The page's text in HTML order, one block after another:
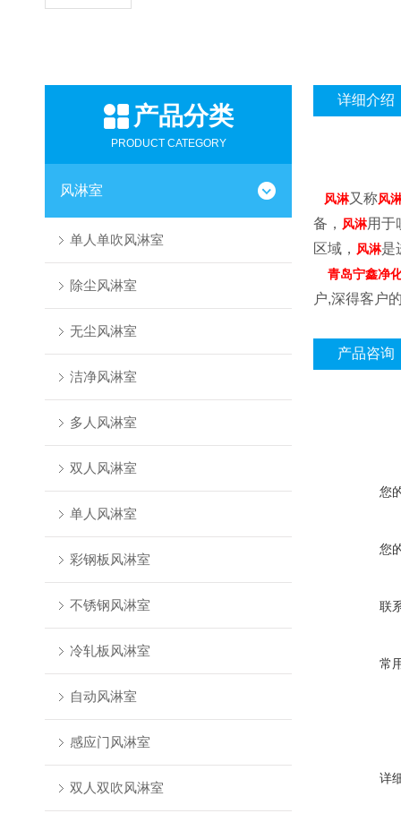
产品分类
PRODUCT CATEGORY
风淋室
单人单吹风淋室
除尘风淋室
无尘风淋室
洁净风淋室
多人风淋室
双人风淋室
单人风淋室
彩钢板风淋室
不锈钢风淋室
冷轧板风淋室
自动风淋室
感应门风淋室
双人双吹风淋室
详细介绍
风淋又称风
备， 风淋用于
区域， 风淋是
青岛宁鑫净
户,深得客户
产品咨询
您
您
联
常
详